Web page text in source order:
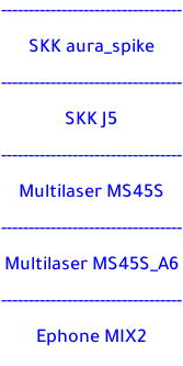
---------------------------------
SKK aura_spike
---------------------------------
SKK J5
---------------------------------
Multilaser MS45S
---------------------------------
Multilaser MS45S_A6
---------------------------------
Ephone MIX2